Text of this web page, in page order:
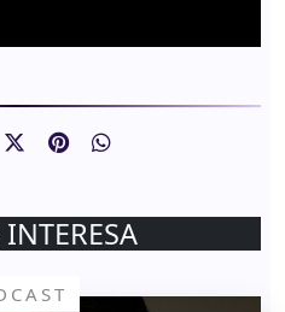
INTERESA